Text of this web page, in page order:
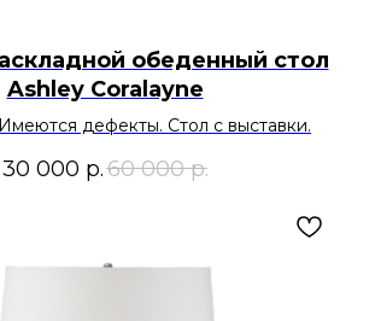
обеденный стол
Ashley Coralayne
дефекты. Стол с выставки.
30 000 р.60 000 р.